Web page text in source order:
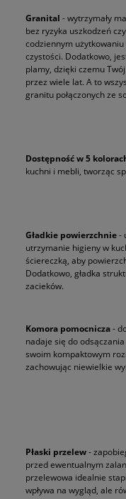
Granital - wytrzymały
bez ryzyka uszkodzeń
codziennym
czystości. Dodatkowo,
plamy, dzięki czemu
przez wiele lat. A to
granitu połączonych ze
Dostępność w 5
kuchni i mebli, tworząc
Gładkie powierzchnie-
utrzymanie higieny w
ściereczką, aby
Dodatkowo, gładka
zacieków.
Komora pomocnicza-
nadaje się do
swoim kompaktowym
zachowując niewielkie
Płaski przelew-
przed ewentualnym
przelewowa idealnie
wpływa na wygląd, ale